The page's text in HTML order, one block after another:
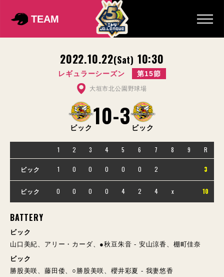
TEAM
2022.10.22(Sat) 10:30
レギュラーシーズン 第15節
大垣市北公園野球場
ビック 10-3 ビック
1 2 3 4 5 6 7 8 9 R
ビック 1 0 0 0 0 0 2 3
ビック 0 0 0 0 4 2 4 x 10
BATTERY
ビック
山口美紀、アリー・カーダ、●秋豆朱音 - 安山涼香、棚町佳奈
ビック
勝股美咲、藤田倭、○勝股美咲、櫻井彩夏 - 我妻悠香